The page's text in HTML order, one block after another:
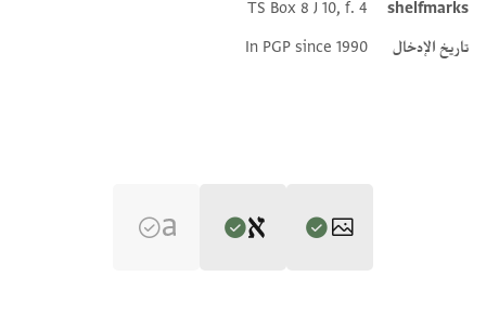
shelfmarks
TS Box 8 J 10, f. 4
تاريخ الإدخال
In PGP since 1990